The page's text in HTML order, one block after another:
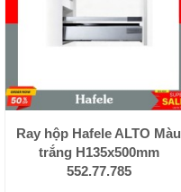
Ray hộp Hafele ALTO Màu
trắng H135x500mm
552.77.785